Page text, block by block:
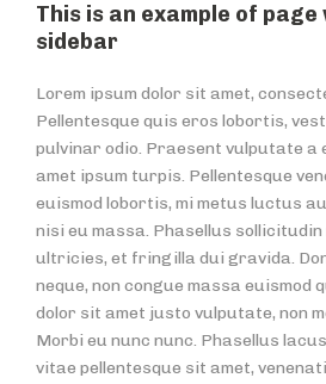
This is an example of
sidebar
Lorem ipsum dolor sit amet,
Pellentesque quis eros lobortis,
pulvinar odio. Praesent vulputate a
amet ipsum turpis. Pellentesque
euismod lobortis, mi metus luctus
nisi eu massa. Phasellus
ultricies, et fringilla dui gravida.
neque, non congue massa euismod
dolor sit amet justo vulputate, non
Morbi eu nunc nunc. Phasellus
vitae pellentesque sit amet,